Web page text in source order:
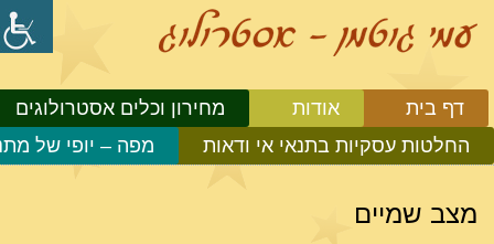
דף בית אודות
מחירון וכלים אסטרולוגים
החלטות עסקיות בתנאי אי ודאות
מפה – יופי של
מצב שמיים